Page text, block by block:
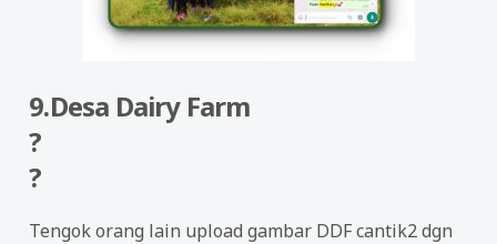
9.Desa Dairy Farm
?
?
Tengok orang lain upload gambar DDF cantik2 dgn